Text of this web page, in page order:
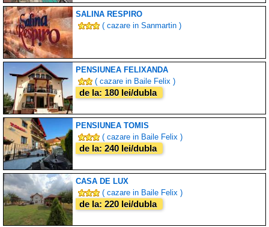
SALINA RESPIRO
( cazare in Sanmartin )
PENSIUNEA FELIXANDA
( cazare in Baile Felix )
de la: 180 lei/dubla
PENSIUNEA TOMIS
( cazare in Baile Felix )
de la: 240 lei/dubla
CASA DE LUX
( cazare in Baile Felix )
de la: 220 lei/dubla